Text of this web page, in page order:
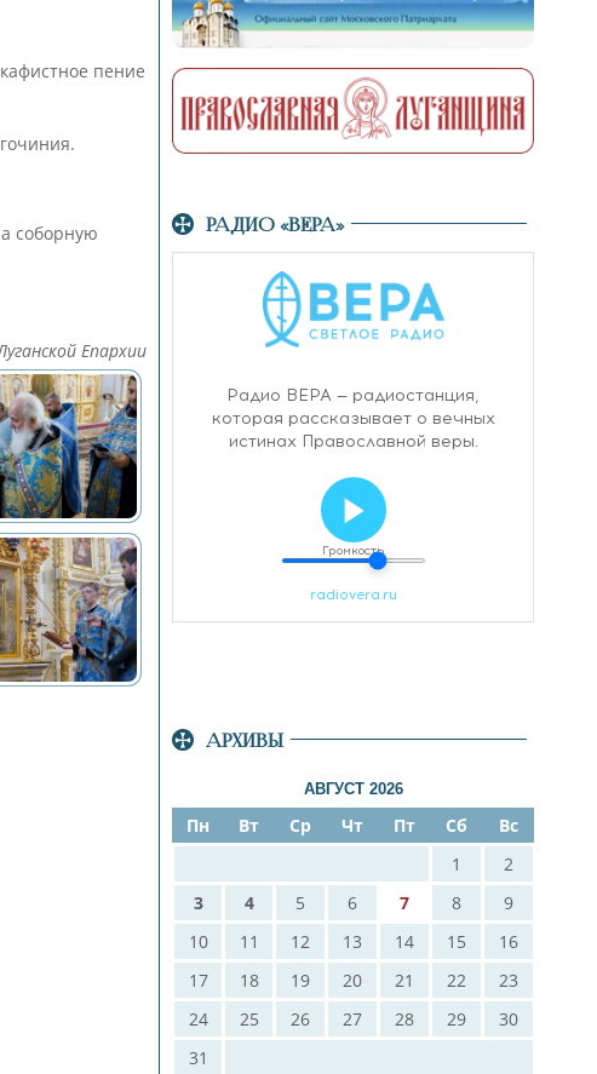
пение
соборную
Епархии
РАДИО «ВЕРА»
АРХИВЫ
АВГУСТ 2026
Пн Вт Ср Чт Пт Сб
Вс
1
2
3
4 5 6 7 8
9
10
11 12 13 14 15
16
17
18 19 20 21 22
23
24
25 26 27 28 29
30
31